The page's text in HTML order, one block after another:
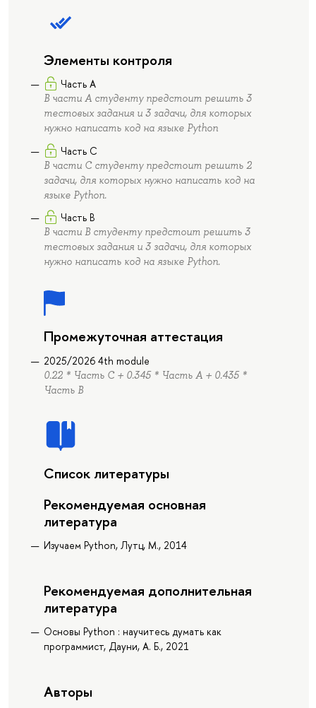
Элементы контроля
Часть А
В части А студенту предстоит решить 3
тестовых задания и 3 задачи, для которых
нужно написать код на языке Python
Часть C
В части С студенту предстоит решить 2
задачи, для которых нужно написать код на
языке Python.
Часть B
В части В студенту предстоит решить 3
тестовых задания и 3 задачи, для которых
нужно написать код на языке Python.
Промежуточная аттестация
2025/2026 4th module
0.22 * Часть C + 0.345 * Часть А + 0.435 *
Часть B
Список литературы
Рекомендуемая основная
литература
Изучаем Python, Лутц, М., 2014
Рекомендуемая дополнительная
литература
Основы Python : научитесь думать как
программист, Дауни, А. Б., 2021
Авторы